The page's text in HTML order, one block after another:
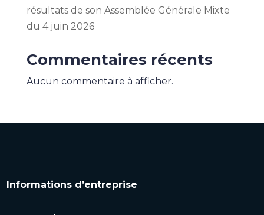
résultats de son Assemblée Générale Mixte
du 4 juin 2026
Commentaires récents
Aucun commentaire à afficher.
Informations d’entreprise